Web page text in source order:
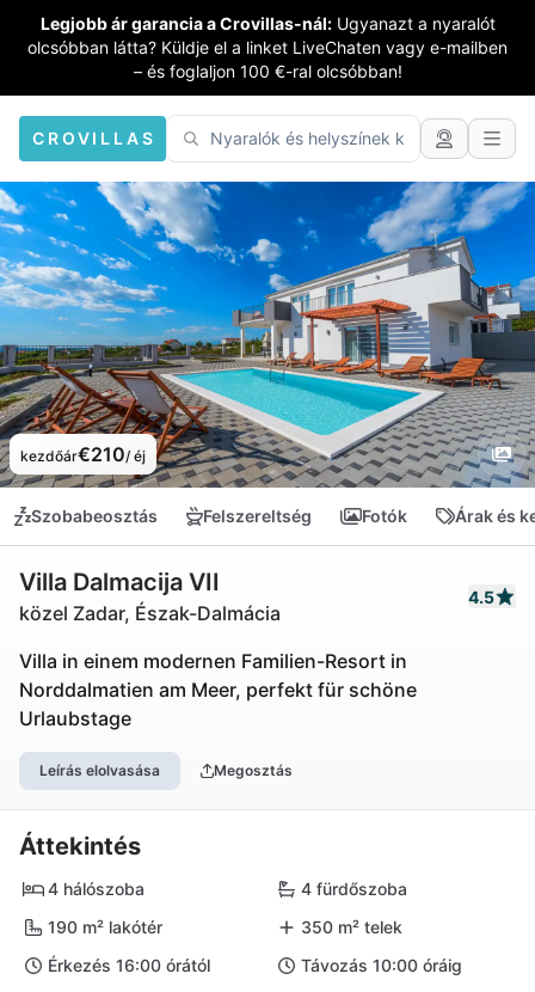
Legjobb ár garancia a Crovillas-nál: Ugyanazt a nyaralót
olcsóbban látta? Küldje el a linket LiveChaten vagy e-mailben
– és foglaljon 100 €-ral olcsóbban!
CROVILLAS
kezdőár€210/ éj
Szobabeosztás Felszereltség Fotók Árak és
Villa Dalmacija VII
közel Zadar, Észak-Dalmácia
4.5
Villa in einem modernen Familien-Resort in
Norddalmatien am Meer, perfekt für schöne
Urlaubstage
Leírás elolvasása Megosztás
Áttekintés
4 hálószoba
4 fürdőszoba
190 m² lakótér
350 m² telek
Érkezés 16:00 órától
Távozás 10:00 óráig